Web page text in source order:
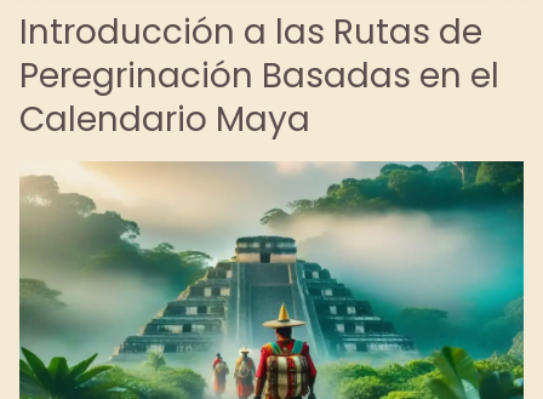
Introducción a las Rutas de
Peregrinación Basadas en el
Calendario Maya